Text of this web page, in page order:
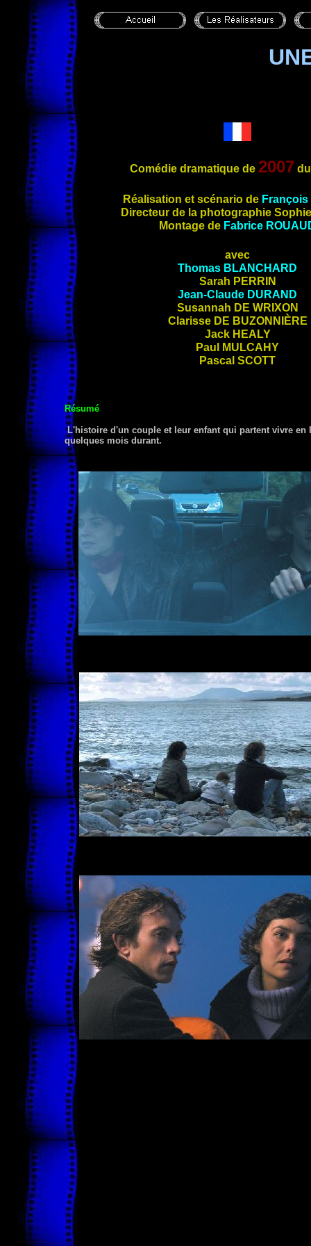
Comédie dramatique de 2007
Réalisation et scénario de François
Directeur de la photographie
Montage de Fabrice
avec
Thomas BLANCHARD
Sarah PERRIN
Jean-Claude DURAND
Susannah DE WRIXON
Clarisse DE BUZONNIÈRE
Jack HEALY
Paul MULCAHY
Pascal SCOTT
Résumé
L'histoire d'un couple et leur enfant qui partent vivre
quelques mois durant.